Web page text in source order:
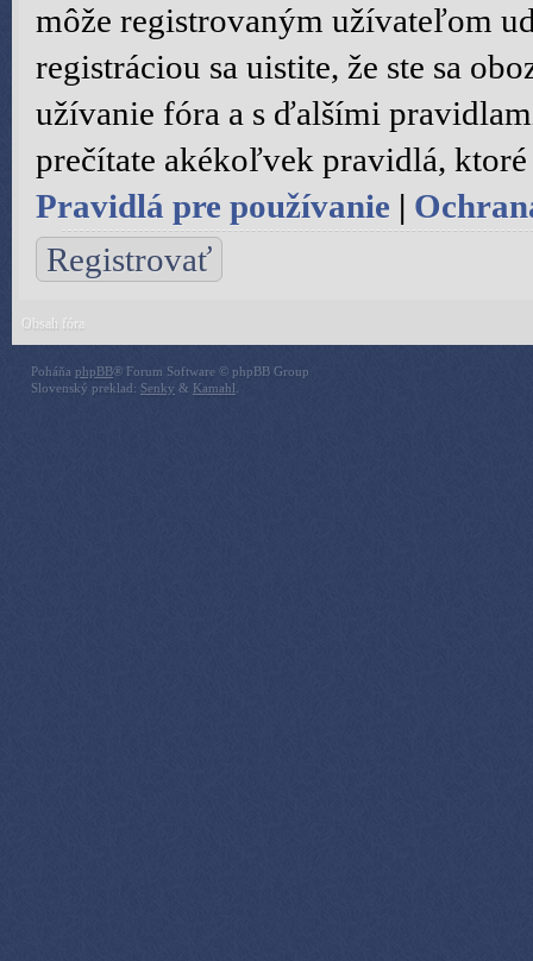
môže registrovaným užívateľom
registráciou sa uistite, že ste sa
užívanie fóra a s ďalšími
prečítate akékoľvek pravidlá,
Pravidlá pre používanie |
Registrovať
Obsah fóra
Poháňa phpBB® Forum Software © phpBB Group
Slovenský preklad: Senky & Kamahl